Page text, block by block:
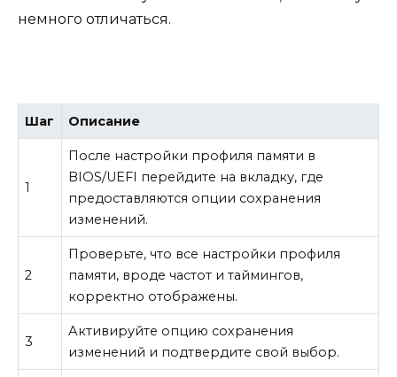
немного отличаться.
Шаг Описание
1
После настройки профиля памяти в
BIOS/UEFI перейдите на вкладку, где
предоставляются опции сохранения
изменений.
2
Проверьте, что все настройки профиля
памяти, вроде частот и таймингов,
корректно отображены.
3
Активируйте опцию сохранения
изменений и подтвердите свой выбор.